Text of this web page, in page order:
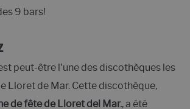
9 bars!
peut-être l'une des discothèques les
Lloret de Mar. Cette discothèque,
de fête de Lloret del Mar., a été